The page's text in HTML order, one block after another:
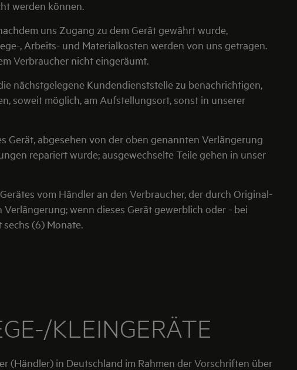
werden können.
uns Zugang zu dem Gerät gewährt wurde,
, Arbeits- und Materialkosten werden von uns getragen.
Verbraucher nicht eingeräumt.
nächstgelegene Kundendienststelle zu benachrichtigen,
soweit möglich, am Aufstellungsort, sonst in unserer
Gerät, abgesehen von der oben genannten Verlängerung
repariert wurde; ausgewechselte Teile gehen in unser
vom Händler an den Verbraucher, der durch Original-
wenn dieses Gerät gewerblich oder - bei
(6) Monate.
KLEINGERÄTE
(Händler) in Deutschland im Rahmen der Vorschriften über